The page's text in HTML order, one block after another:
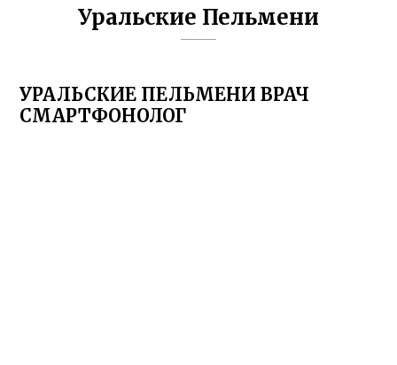
Уральские Пельмени
УРАЛЬСКИЕ ПЕЛЬМЕНИ ВРАЧ
СМАРТФОНОЛОГ